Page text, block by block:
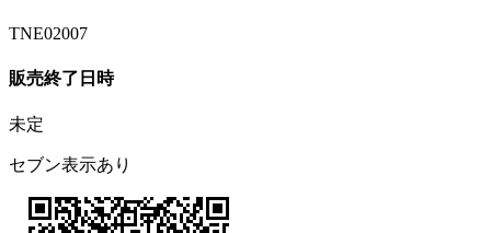
TNE02007
販売終了日時
未定
セブン表示あり